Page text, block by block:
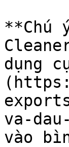
**Chú
dụng
va-
vào